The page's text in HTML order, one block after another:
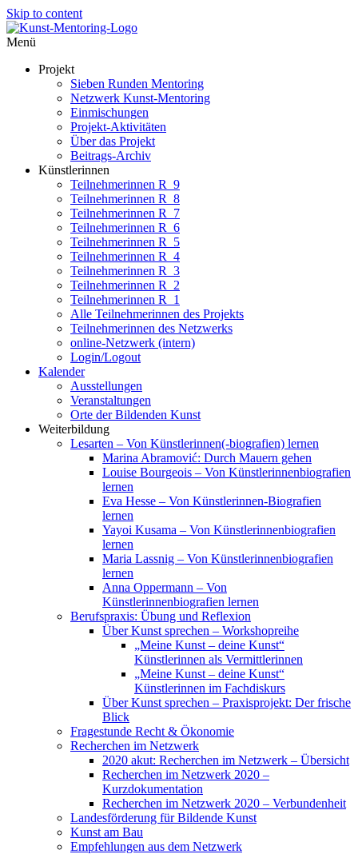
Skip to content
Menü
Projekt
Sieben Runden Mentoring
Netzwerk Kunst-Mentoring
Einmischungen
Projekt-Aktivitäten
Über das Projekt
Beitrags-Archiv
Künstlerinnen
Teilnehmerinnen R_9
Teilnehmerinnen R_8
Teilnehmerinnen R_7
Teilnehmerinnen R_6
Teilnehmerinnen R_5
Teilnehmerinnen R_4
Teilnehmerinnen R_3
Teilnehmerinnen R_2
Teilnehmerinnen R_1
Alle Teilnehmerinnen des Projekts
Teilnehmerinnen des Netzwerks
online-Netzwerk (intern)
Login/Logout
Kalender
Ausstellungen
Veranstaltungen
Orte der Bildenden Kunst
Weiterbildung
Lesarten – Von Künstlerinnen(-biografien) lernen
Marina Abramović: Durch Mauern gehen
Louise Bourgeois – Von Künstlerinnenbiografien
lernen
Eva Hesse – Von Künstlerinnen-Biografien
lernen
Yayoi Kusama – Von Künstlerinnenbiografien
lernen
Maria Lassnig – Von Künstlerinnenbiografien
lernen
Anna Oppermann – Von
Künstlerinnenbiografien lernen
Berufspraxis: Übung und Reflexion
Über Kunst sprechen – Workshopreihe
„Meine Kunst – deine Kunst“
Künstlerinnen als Vermittlerinnen
„Meine Kunst – deine Kunst“
Künstlerinnen im Fachdiskurs
Über Kunst sprechen – Praxisprojekt: Der frische
Blick
Fragestunde Recht & Ökonomie
Recherchen im Netzwerk
2020 akut: Recherchen im Netzwerk – Übersicht
Recherchen im Netzwerk 2020 –
Kurzdokumentation
Recherchen im Netzwerk 2020 – Verbundenheit
Landesförderung für Bildende Kunst
Kunst am Bau
Empfehlungen aus dem Netzwerk